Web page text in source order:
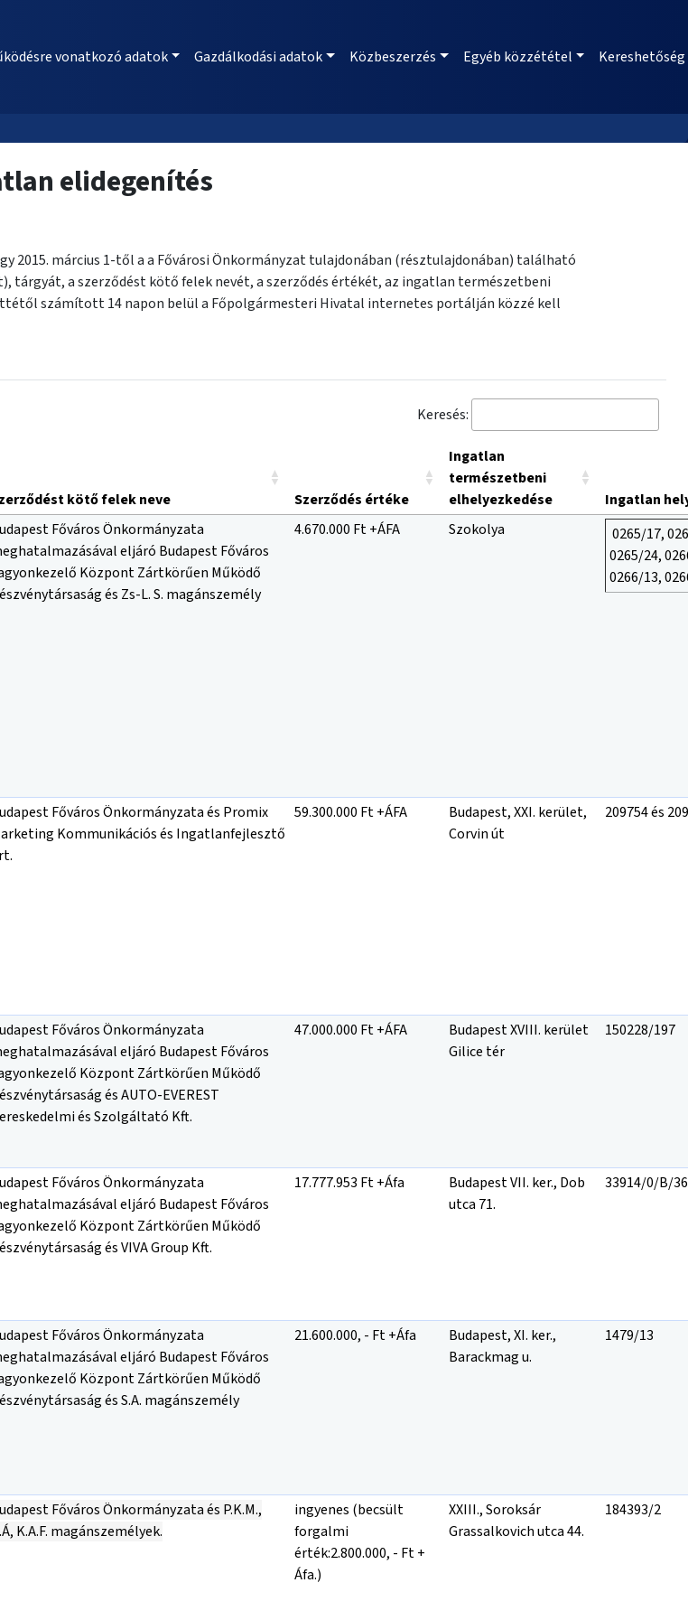
vonatkozó adatok Gazdálkodási adatok Közbeszerzés Egyéb közzététel Kereshetőség
elidegenítés
2015. március 1-től a a Fővárosi Önkormányzat tulajdonában (résztulajdonában) található
tárgyát, a szerződést kötő felek nevét, a szerződés értékét, az ingatlan természetbeni
számított 14 napon belül a Főpolgármesteri Hivatal internetes portálján közzé kell
Keresés:
kötő felek neve Szerződés értéke
Ingatlan
természetbeni
elhelyezkedése
Ingatlan
Főváros Önkormányzata
eljáró Budapest Főváros
Központ Zártkörűen Működő
és Zs-L. S. magánszemély
4.670.000 Ft +ÁFA Szokolya
0265/17,
0265/24,
0266/13,
Főváros Önkormányzata és Promix
Kommunikációs és Ingatlanfejlesztő
59.300.000 Ft +ÁFA
Budapest, XXI. kerület,
Corvin út
209754 és
Főváros Önkormányzata
eljáró Budapest Főváros
Központ Zártkörűen Működő
és AUTO-EVEREST
és Szolgáltató Kft.
47.000.000 Ft +ÁFA
Budapest XVIII. kerület
Gilice tér
150228/197
Főváros Önkormányzata
eljáró Budapest Főváros
Központ Zártkörűen Működő
és VIVA Group Kft.
17.777.953 Ft +Áfa
Budapest VII. ker., Dob
utca 71.
33914/0/B/36
Főváros Önkormányzata
eljáró Budapest Főváros
Központ Zártkörűen Működő
és S.A. magánszemély
21.600.000, - Ft +Áfa
Budapest, XI. ker.,
Barackmag u.
1479/13
Főváros Önkormányzata és P.K.M.,
K.A.F. magánszemélyek.
ingyenes (becsült
forgalmi
érték:2.800.000, - Ft +
Áfa.)
XXIII., Soroksár
Grassalkovich utca 44.
184393/2